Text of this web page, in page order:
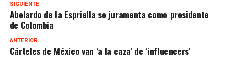
SIGUIENTE
Abelardo de la Espriella se juramenta como presidente
de Colombia
ANTERIOR
Cárteles de México van ‘a la caza’ de ‘influencers’